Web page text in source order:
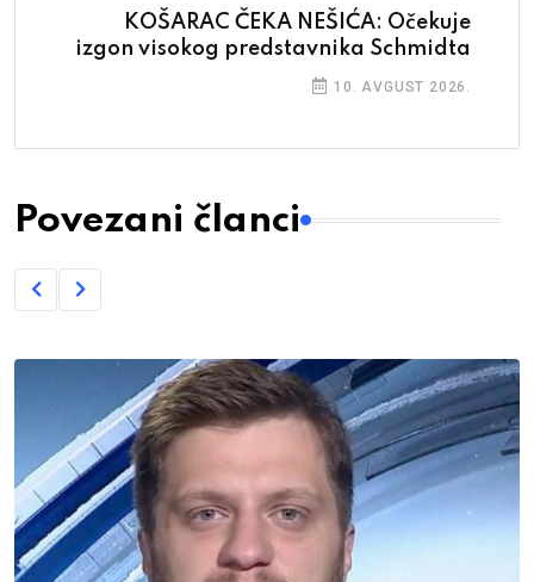
KOŠARAC ČEKA NEŠIĆA: Očekuje
izgon visokog predstavnika Schmidta
10. AVGUST 2026.
Povezani članci